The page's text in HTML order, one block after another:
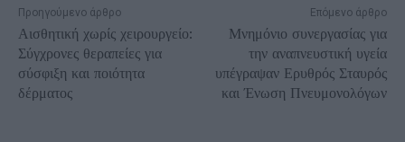
Προηγούμενο άρθρο
Αισθητική χωρίς χειρουργείο:
Σύγχρονες θεραπείες για
σύσφιξη και ποιότητα
δέρματος
Επόμενο άρθρο
Μνημόνιο συνεργασίας για
την αναπνευστική υγεία
υπέγραψαν Ερυθρός Σταυρός
και Ένωση Πνευμονολόγων